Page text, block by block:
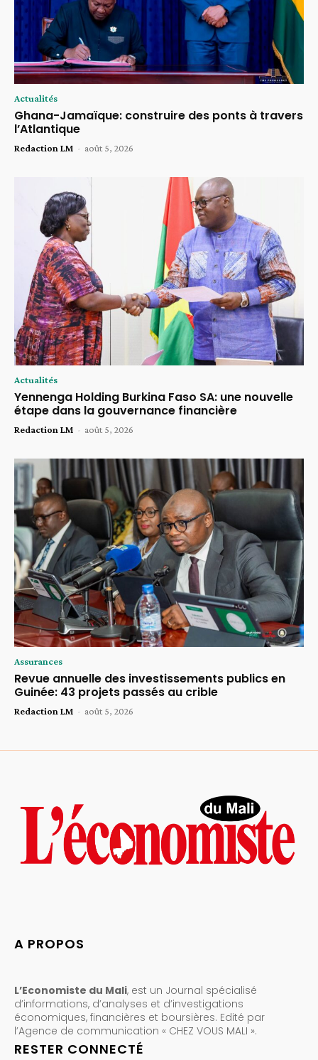
Actualités
Ghana-Jamaïque: construire des ponts à travers
l’Atlantique
Redaction LM - août 5, 2026
Actualités
Yennenga Holding Burkina Faso SA: une nouvelle
étape dans la gouvernance financière
Redaction LM - août 5, 2026
Assurances
Revue annuelle des investissements publics en
Guinée: 43 projets passés au crible
Redaction LM - août 5, 2026
A PROPOS
L’Economiste du Mali, est un Journal spécialisé
d’informations, d’analyses et d’investigations
économiques, financières et boursières. Edité par
l’Agence de communication « CHEZ VOUS MALI ».
RESTER CONNECTÉ